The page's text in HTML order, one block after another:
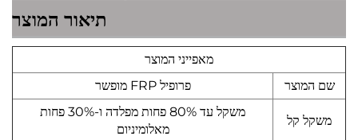
תיאור המוצר
מאפייני המוצר
שם המוצר
פרופיל FRP מופשר
משקל קל
משקל עד 80% פחות מפלדה ו-30% פחות
מאלומיניום